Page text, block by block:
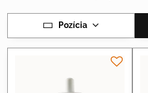
Pozícia